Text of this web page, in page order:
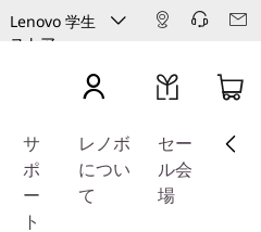
Lenovo 学生
ストア
サ
ポ
ー
ト
レノボ
につい
て
セー
ル会
場